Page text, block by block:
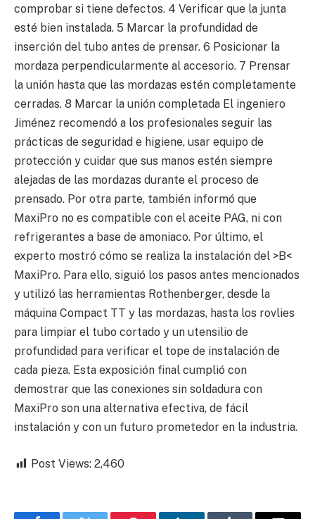
comprobar si tiene defectos. 4 Verificar que la junta
esté bien instalada. 5 Marcar la profundidad de
inserción del tubo antes de prensar. 6 Posicionar la
mordaza perpendicularmente al accesorio. 7 Prensar
la unión hasta que las mordazas estén completamente
cerradas. 8 Marcar la unión completada El ingeniero
Jiménez recomendó a los profesionales seguir las
prácticas de seguridad e higiene, usar equipo de
protección y cuidar que sus manos estén siempre
alejadas de las mordazas durante el proceso de
prensado. Por otra parte, también informó que
MaxiPro no es compatible con el aceite PAG, ni con
refrigerantes a base de amoniaco. Por último, el
experto mostró cómo se realiza la instalación del >B<
MaxiPro. Para ello, siguió los pasos antes mencionados
y utilizó las herramientas Rothenberger, desde la
máquina Compact TT y las mordazas, hasta los rovlies
para limpiar el tubo cortado y un utensilio de
profundidad para verificar el tope de instalación de
cada pieza. Esta exposición final cumplió con
demostrar que las conexiones sin soldadura con
MaxiPro son una alternativa efectiva, de fácil
instalación y con un futuro prometedor en la industria.
Post Views: 2,460